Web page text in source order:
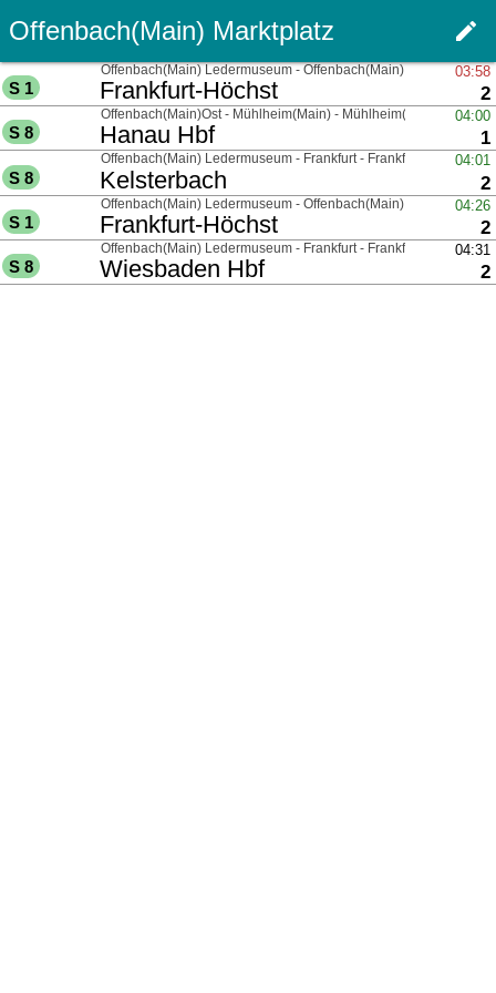
Offenbach(Main) Marktplatz edit
S 1 nach
Frankfurt-Höchst
03:58
2
über
Offenbach(Main) Ledermuseum - Offenbach(Main) Kaiserlei -
S 8 nach
Hanau Hbf
04:00
1
über
Offenbach(Main)Ost - Mühlheim(Main) - Mühlheim(Main)-
S 8 nach
Kelsterbach
04:01
2
über
Offenbach(Main) Ledermuseum - Frankfurt - Frankfurt(M)
S 1 nach
Frankfurt-Höchst
04:26
2
über
Offenbach(Main) Ledermuseum - Offenbach(Main) Kaiserlei -
S 8 nach
Wiesbaden Hbf
04:31
2
über
Offenbach(Main) Ledermuseum - Frankfurt - Frankfurt(M)